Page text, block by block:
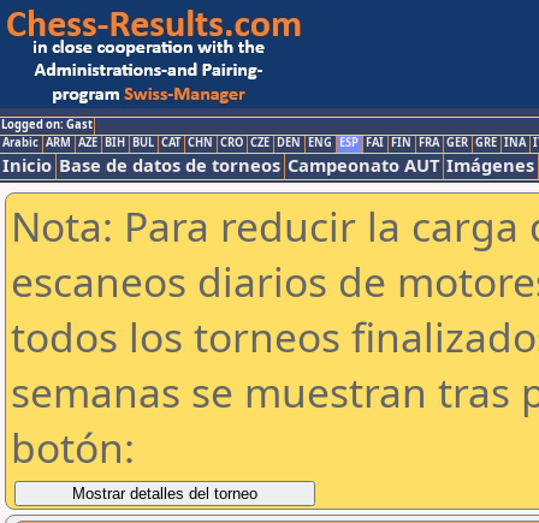
Logged on: Gast
Arabic ARM AZE BIH BUL CAT CHN CRO CZE DEN ENG ESP FAI FIN FRA GER GRE INA
Inicio Base de datos de torneos Campeonato AUT Imágenes
Nota: Para reducir la
escaneos diarios de
todos los torneos
semanas se muestran tras
botón: